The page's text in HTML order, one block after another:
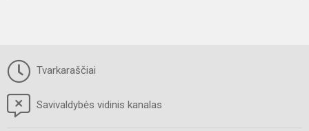
Tvarkaraščiai
Savivaldybės vidinis kanalas